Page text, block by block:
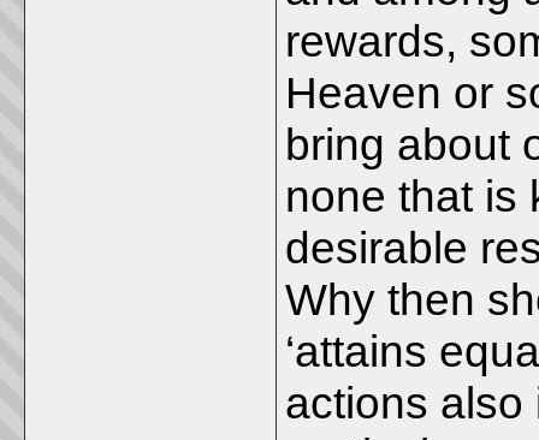
rewards,
Heaven or
bring about
none that is
desirable
Why then
‘attains
actions also